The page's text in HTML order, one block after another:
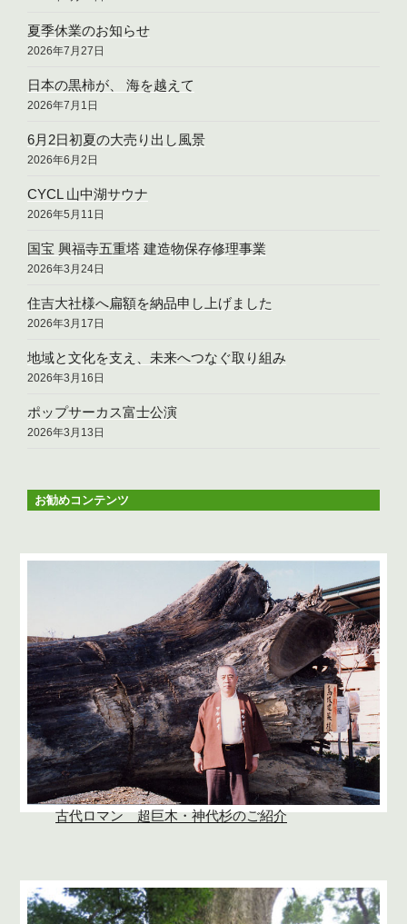
夏季休業のお知らせ
2026年7月27日
日本の黒柿が、 海を越えて
2026年7月1日
6月2日初夏の大売り出し風景
2026年6月2日
CYCL 山中湖サウナ
2026年5月11日
国宝 興福寺五重塔 建造物保存修理事業
2026年3月24日
住吉大社様へ扁額を納品申し上げました
2026年3月17日
地域と文化を支え、未来へつなぐ取り組み
2026年3月16日
ポップサーカス富士公演
2026年3月13日
お勧めコンテンツ
古代ロマン 超巨木・神代杉のご紹介